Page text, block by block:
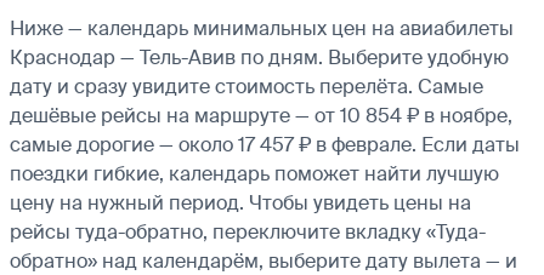
Ниже — календарь минимальных цен на авиабилеты
Краснодар — Тель-Авив по дням. Выберите удобную
дату и сразу увидите стоимость перелёта. Самые
дешёвые рейсы на маршруте — от 10 854 ₽ в ноябре,
самые дорогие — около 17 457 ₽ в феврале. Если даты
поездки гибкие, календарь поможет найти лучшую
цену на нужный период. Чтобы увидеть цены на
рейсы туда-обратно, переключите вкладку «Туда-
обратно» над календарём, выберите дату вылета — и